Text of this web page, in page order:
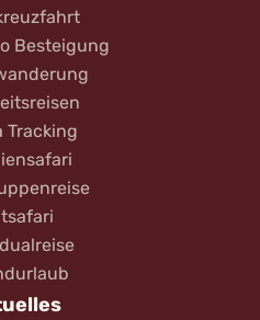
Besteigung
Tracking